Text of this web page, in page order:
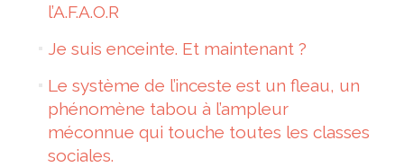
l’A.F.A.O.R
Je suis enceinte. Et maintenant ?
Le système de l’inceste est un fleau, un
phénomène tabou à l’ampleur
méconnue qui touche toutes les classes
sociales.